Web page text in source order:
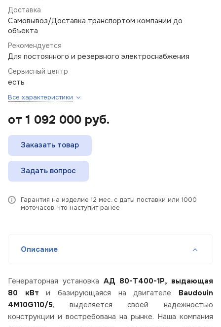
Доставка
Самовывоз/Доставка транспортом компании до
объекта
Рекомендуется
Для постоянного и резервного электроснабжения
Сервисный центр
есть
Все характеристики
от 1 092 000 руб.
Заказать товар
Задать вопрос
Гарантия на изделие 12 мес. с даты поставки или 1000
моточасов-что наступит ранее
Описание
Генераторная установка АД 80-Т400-1Р, выдающая
80 кВт и базирующаяся на двигателе Baudouin
4M10G110/5, выделяется своей надежностью
конструкции и востребована на рынке. Наша компания